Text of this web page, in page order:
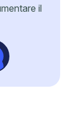
il